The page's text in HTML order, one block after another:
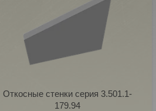
Откосные стенки серия 3.501.1-
179.94